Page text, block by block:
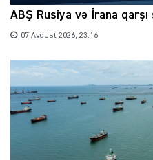
ABŞ Rusiya və İrana
07 Avqust 2026, 23:16